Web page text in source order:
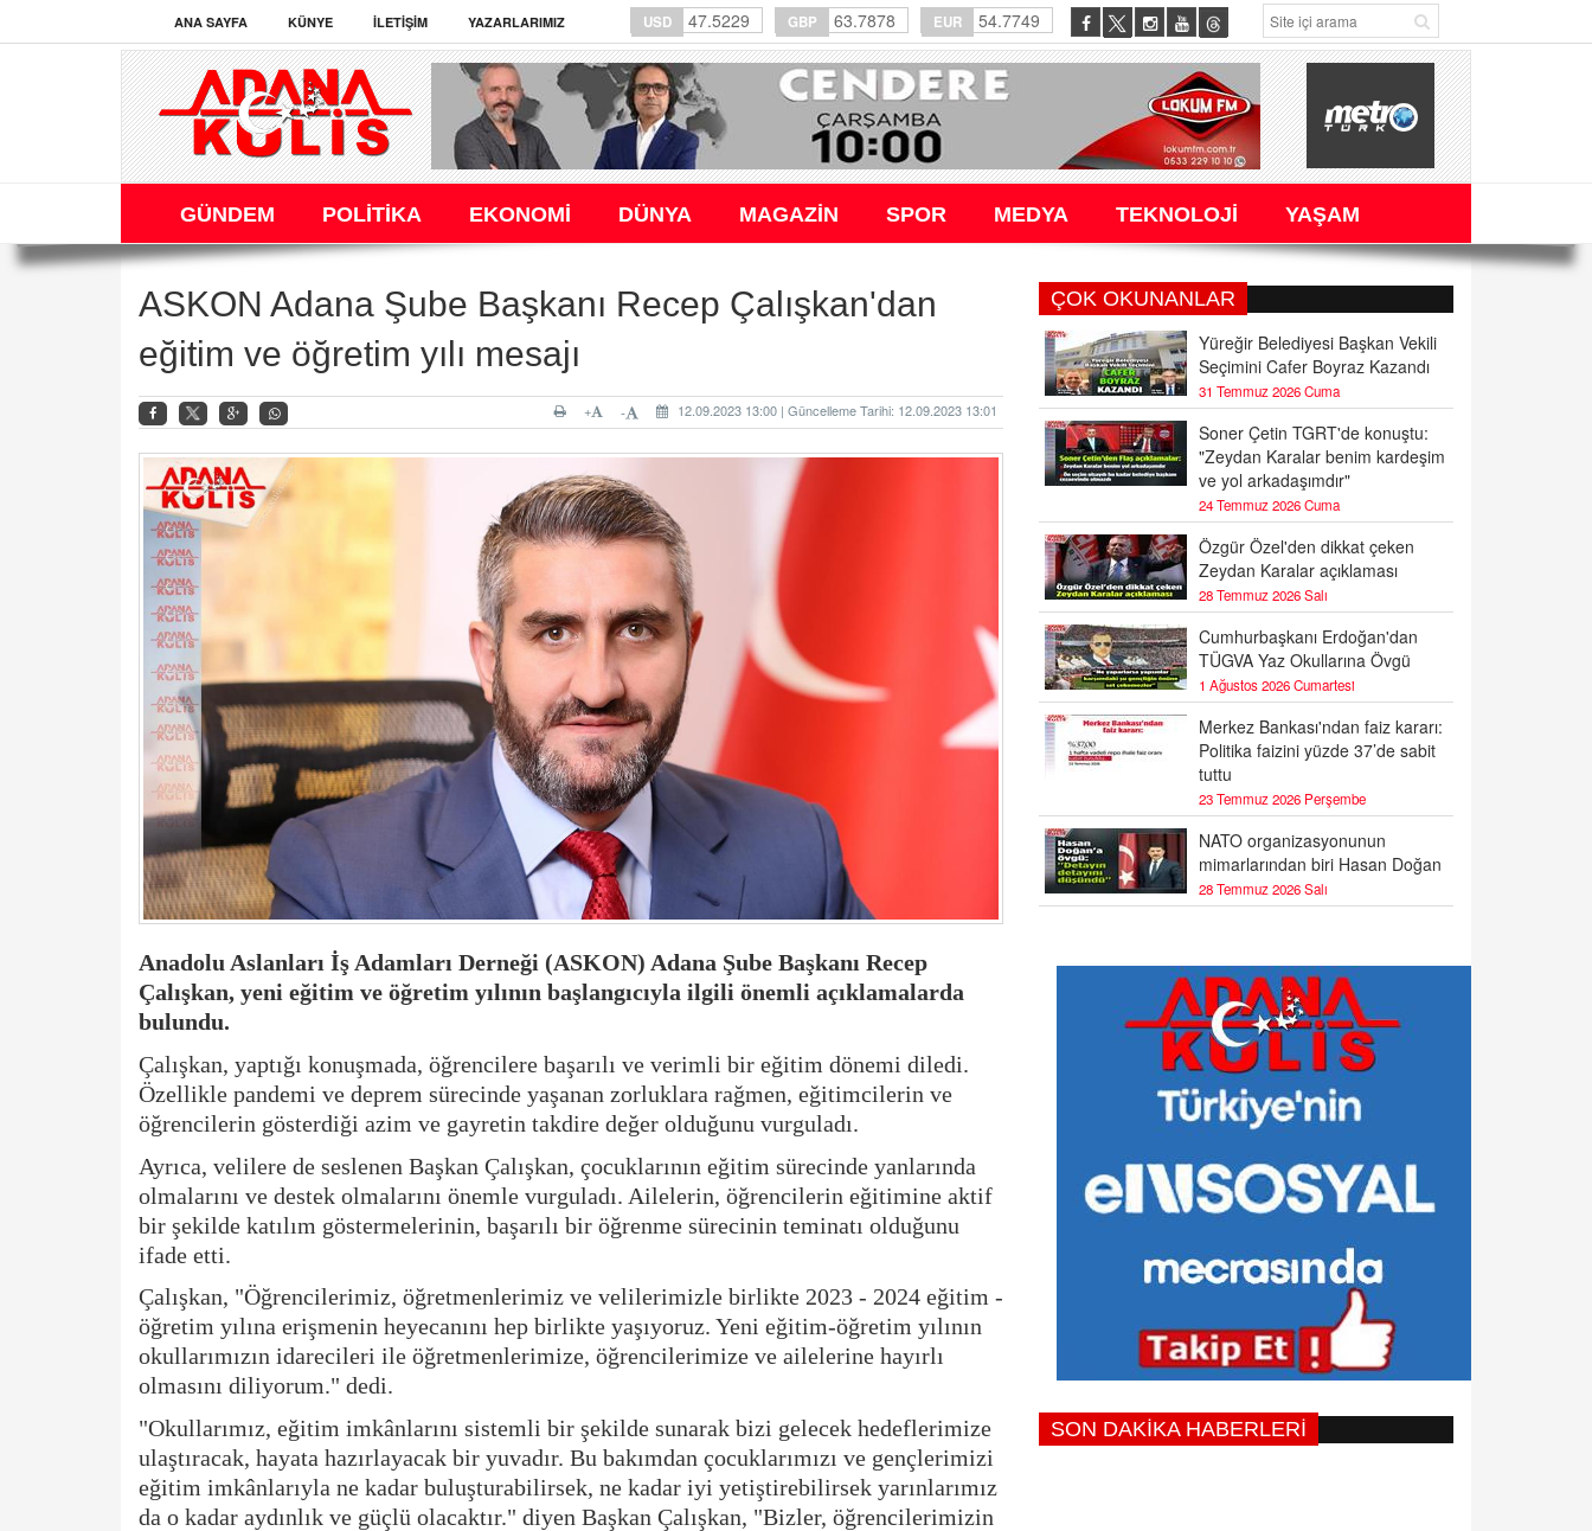
ANA SAYFA KÜNYE İLETIŞIM YAZARLARIMIZ USD 47.5229 GBP 63.7878 EUR 54.7749
GÜNDEM POLİTİKA EKONOMİ DÜNYA MAGAZİN SPOR MEDYA TEKNOLOJİ YAŞAM
ASKON Adana Şube Başkanı Recep Çalışkan'dan
eğitim ve öğretim yılı mesajı
12.09.2023 13:00 | Güncelleme Tarihi: 12.09.2023 13:01
-
+
Anadolu Aslanları İş Adamları Derneği (ASKON) Adana Şube Başkanı Recep
Çalışkan, yeni eğitim ve öğretim yılının başlangıcıyla ilgili önemli açıklamalarda
bulundu.
Çalışkan, yaptığı konuşmada, öğrencilere başarılı ve verimli bir eğitim dönemi diledi.
Özellikle pandemi ve deprem sürecinde yaşanan zorluklara rağmen, eğitimcilerin ve
öğrencilerin gösterdiği azim ve gayretin takdire değer olduğunu vurguladı.
Ayrıca, velilere de seslenen Başkan Çalışkan, çocuklarının eğitim sürecinde yanlarında
olmalarını ve destek olmalarını önemle vurguladı. Ailelerin, öğrencilerin eğitimine aktif
bir şekilde katılım göstermelerinin, başarılı bir öğrenme sürecinin teminatı olduğunu
ifade etti.
Çalışkan, "Öğrencilerimiz, öğretmenlerimiz ve velilerimizle birlikte 2023 - 2024 eğitim -
öğretim yılına erişmenin heyecanını hep birlikte yaşıyoruz. Yeni eğitim-öğretim yılının
okullarımızın idarecileri ile öğretmenlerimize, öğrencilerimize ve ailelerine hayırlı
olmasını diliyorum." dedi.
"Okullarımız, eğitim imkânlarını sistemli bir şekilde sunarak bizi gelecek hedeflerimize
ulaştıracak, hayata hazırlayacak bir yuvadır. Bu bakımdan çocuklarımızı ve gençlerimizi
eğitim imkânlarıyla ne kadar buluşturabilirsek, ne kadar iyi yetiştirebilirsek yarınlarımız
da o kadar aydınlık ve güçlü olacaktır." diyen Başkan Çalışkan, "Bizler, öğrencilerimizin
ÇOK OKUNANLAR
Yüreğir Belediyesi Başkan Vekili
Seçimini Cafer Boyraz Kazandı
31 Temmuz 2026 Cuma
Soner Çetin TGRT'de konuştu:
"Zeydan Karalar benim kardeşim
ve yol arkadaşımdır"
24 Temmuz 2026 Cuma
Özgür Özel'den dikkat çeken
Zeydan Karalar açıklaması
28 Temmuz 2026 Salı
Cumhurbaşkanı Erdoğan'dan
TÜGVA Yaz Okullarına Övgü
1 Ağustos 2026 Cumartesi
Merkez Bankası'ndan faiz kararı:
Politika faizini yüzde 37’de sabit
tuttu
23 Temmuz 2026 Perşembe
NATO organizasyonunun
mimarlarından biri Hasan Doğan
28 Temmuz 2026 Salı
SON DAKİKA HABERLERİ